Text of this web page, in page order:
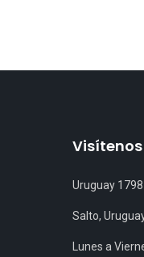
Visítenos
Uruguay
Salto,
Lunes a